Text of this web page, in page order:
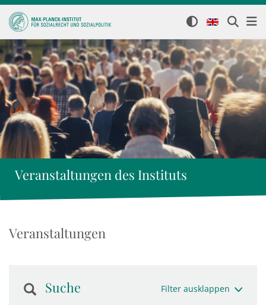
Veranstaltungen des Instituts
Veranstaltungen
Suche Filter ausklappen